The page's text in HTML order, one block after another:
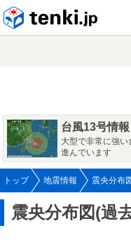
台風13号情報
大型で非常に強
進んでいます
トップ 地震情報 震央分布
震央分布図(過